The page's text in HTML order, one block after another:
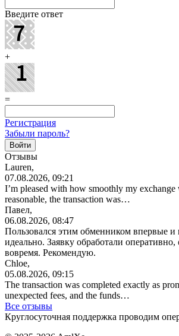
Введите ответ
+
=
Регистрация
Забыли пароль?
Отзывы
Lauren,
07.08.2026, 09:21
I’m pleased with how smoothly my exchange
reasonable, the transaction was…
Павел,
06.08.2026, 08:47
Пользовался этим обменником впервые и
идеально. Заявку обработали оперативно,
вовремя. Рекомендую.
Chloe,
05.08.2026, 09:15
The transaction was completed exactly as
unexpected fees, and the funds…
Все отзывы
Круглосуточная поддержка проводим